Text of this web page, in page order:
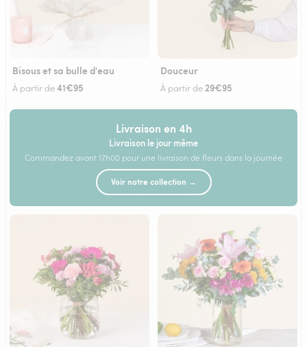
Bisous et sa bulle d'eau
À partir de41€95
Douceur
À partir de29€95
Livraison en 4h
Livraison le jour même
Commandez avant 17h00 pour une livraison de fleurs dans la journée
Voir notre collection →